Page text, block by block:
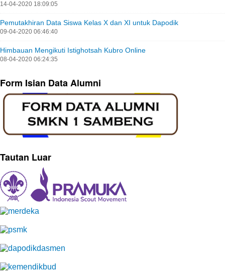
14-04-2020 18:09:05
Pemutakhiran Data Siswa Kelas X dan XI untuk Dapodik
09-04-2020 06:46:40
Himbauan Mengikuti Istighotsah Kubro Online
08-04-2020 06:24:35
Form Isian Data Alumni
Tautan Luar